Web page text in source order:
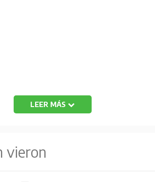
LEER MÁS
vieron